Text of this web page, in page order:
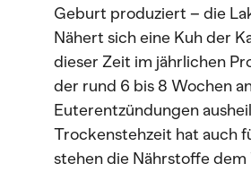
Geburt produziert – die
Nähert sich eine Kuh der
dieser Zeit im jährlichen
der rund 6 bis 8 Wochen
Euterentzündungen
Trockenstehzeit hat auch
stehen die Nährstoffe